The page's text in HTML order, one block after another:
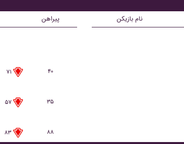
پیراهن
۷۱
۴۰
۵۷
۳۵
۸۳ ۸۸
نام بازیکن